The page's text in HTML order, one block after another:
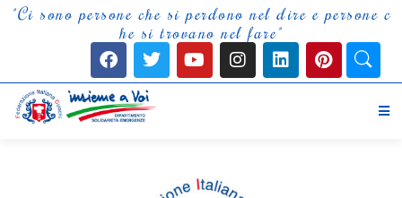
"Ci sono persone che si perdono nel dire e persone c
he si trovano nel fare"